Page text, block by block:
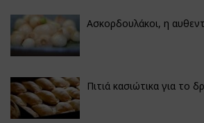
Ασκορδουλάκοι, η
Πιτιά κασιώτικα για το